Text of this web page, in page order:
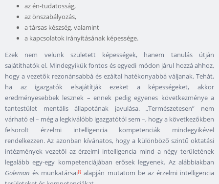
az én-tudatosság,
az önszabályozás,
a társas készség, valamint
a kapcsolatok irányításának képessége.
Ezek nem velünk született képességek, hanem tanulás útján
sajátíthatók el. Mindegyikük fontos és egyedi módon járul hozzá ahhoz,
hogy a vezetők rezonánsabbá és ezáltal hatékonyabbá váljanak. Tehát,
ha az igazgatók elsajátítják ezeket a képességeket, akkor
eredményesebbek lesznek – ennek pedig egyenes következménye a
tantestület mentális állapotának javulása. „Természetesen” nem
várható el – még a legkiválóbb igazgatótól sem –, hogy a következőkben
felsorolt érzelmi intelligencia kompetenciák mindegyikével
rendelkezzen. Az azonban kívánatos, hogy a különböző szintű oktatási
intézmények vezetői az érzelmi intelligencia mind a négy területének
legalább egy-egy kompetenciájában erősek legyenek. Az alábbiakban
Goleman és munkatársai8 alapján mutatom be az érzelmi intelligencia